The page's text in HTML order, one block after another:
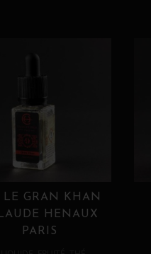
LE GRAN KHAN
HENAUX
PARIS